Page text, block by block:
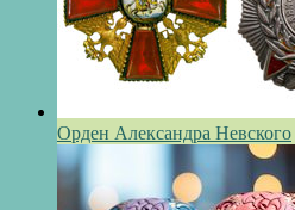
Орден Александра Невского